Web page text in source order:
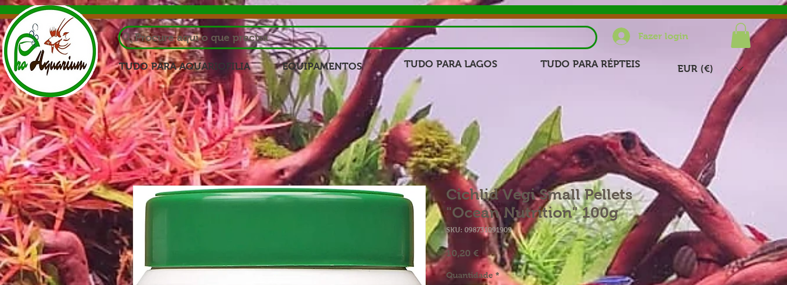
Procure aqui o que precisa Fazer login
TUDO PARA AQUARIOFILIA EQUIPAMENTOS TUDO PARA LAGOS TUDO PARA RÉPTEIS EUR (€)
Cichlid Vegi Small Pellets
"Ocean Nutrition" 100g
SKU: 098731091909
10,20 € Preço
Quantidade *